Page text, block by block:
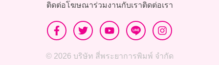
ติดต่อโฆษณาร่วมงานกับเราติดต่อเรา
© 2026 บริษัท สี่พระยาการพิมพ์ จำกัด